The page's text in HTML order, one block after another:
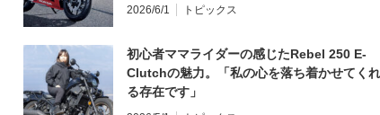
2026/6/1 トピックス
初心者ママライダーの感じたRebel 250 E-
Clutchの魅力。「私の心を落ち着かせてくれ
る存在です」